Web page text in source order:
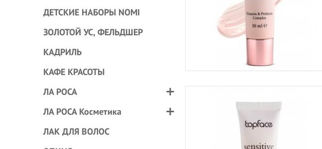
ДЕТСКИЕ НАБОРЫ NOMI
ЗОЛОТОЙ УС, ФЕЛЬДШЕР
КАДРИЛЬ
КАФЕ КРАСОТЫ
ЛА РОСА
ЛА РОСА Косметика
ЛАК ДЛЯ ВОЛОС